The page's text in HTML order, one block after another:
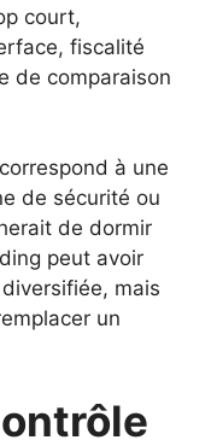
court,
fiscalité
de comparaison
à une
de sécurité ou
de dormir
peut avoir
mais
un